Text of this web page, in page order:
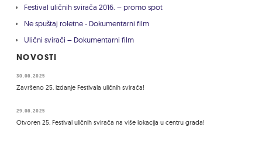
Festival uličnih svirača 2016. – promo spot
Ne spuštaj roletne - Dokumentarni film
Ulični svirači – Dokumentarni film
NOVOSTI
30.08.2025
Završeno 25. izdanje Festivala uličnih svirača!
29.08.2025
Otvoren 25. Festival uličnih svirača na više lokacija u centru grada!